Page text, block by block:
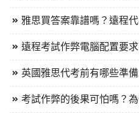
雅思買答案靠譜嗎？遠程
遠程考試作弊電腦配置要求
英國雅思代考前有哪些準備
考試作弊的後果可怕嗎？